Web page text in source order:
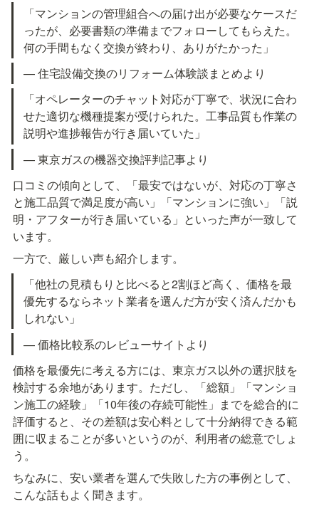
「マンションの管理組合への届け出が必要なケースだ
ったが、必要書類の準備までフォローしてもらえた。
何の手間もなく交換が終わり、ありがたかった」
— 住宅設備交換のリフォーム体験談まとめより
「オペレーターのチャット対応が丁寧で、状況に合わ
せた適切な機種提案が受けられた。工事品質も作業の
説明や進捗報告が行き届いていた」
— 東京ガスの機器交換評判記事より
口コミの傾向として、「最安ではないが、対応の丁寧さ
と施工品質で満足度が高い」「マンションに強い」「説
明・アフターが行き届いている」といった声が一致して
います。
一方で、厳しい声も紹介します。
「他社の見積もりと比べると2割ほど高く、価格を最
優先するならネット業者を選んだ方が安く済んだかも
しれない」
— 価格比較系のレビューサイトより
価格を最優先に考える方には、東京ガス以外の選択肢を
検討する余地があります。ただし、「総額」「マンショ
ン施工の経験」「10年後の存続可能性」までを総合的に
評価すると、その差額は安心料として十分納得できる範
囲に収まることが多いというのが、利用者の総意でしょ
う。
ちなみに、安い業者を選んで失敗した方の事例として、
こんな話もよく聞きます。